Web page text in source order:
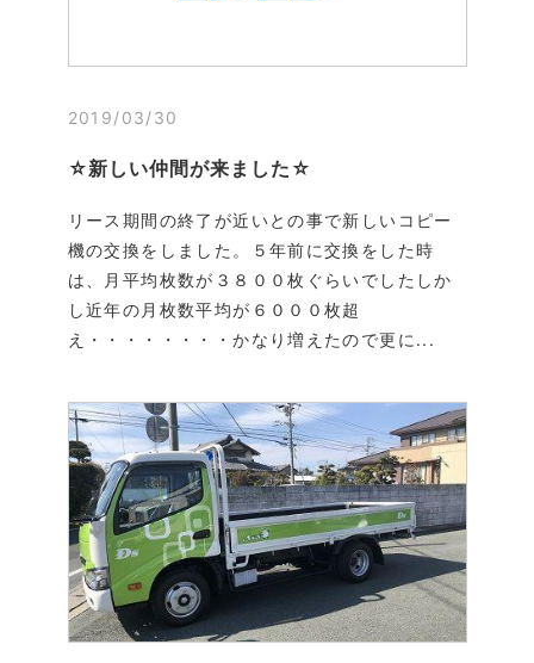
2019/03/30
☆新しい仲間が来ました☆
リース期間の終了が近いとの事で新しいコピー
機の交換をしました。５年前に交換をした時
は、月平均枚数が３８００枚ぐらいでしたしか
し近年の月枚数平均が６０００枚超
え・・・・・・・・かなり増えたので更に...